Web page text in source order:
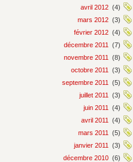
avril 2012 (4)
mars 2012 (3)
février 2012 (4)
décembre 2011
(7)
novembre 2011
(8)
octobre 2011
(3)
septembre 2011
(5)
juillet 2011
(3)
juin 2011
(4)
avril 2011
(4)
mars 2011
(5)
janvier 2011
(3)
décembre 2010 (6)